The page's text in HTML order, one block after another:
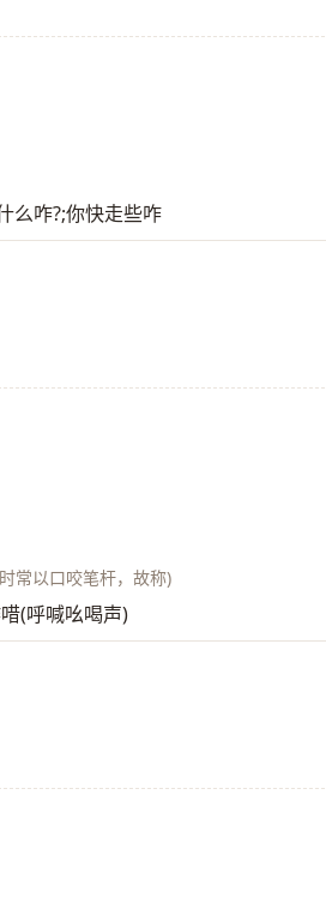
么咋?;你快走些咋
常以口咬笔杆，故称)
(呼喊吆喝声)